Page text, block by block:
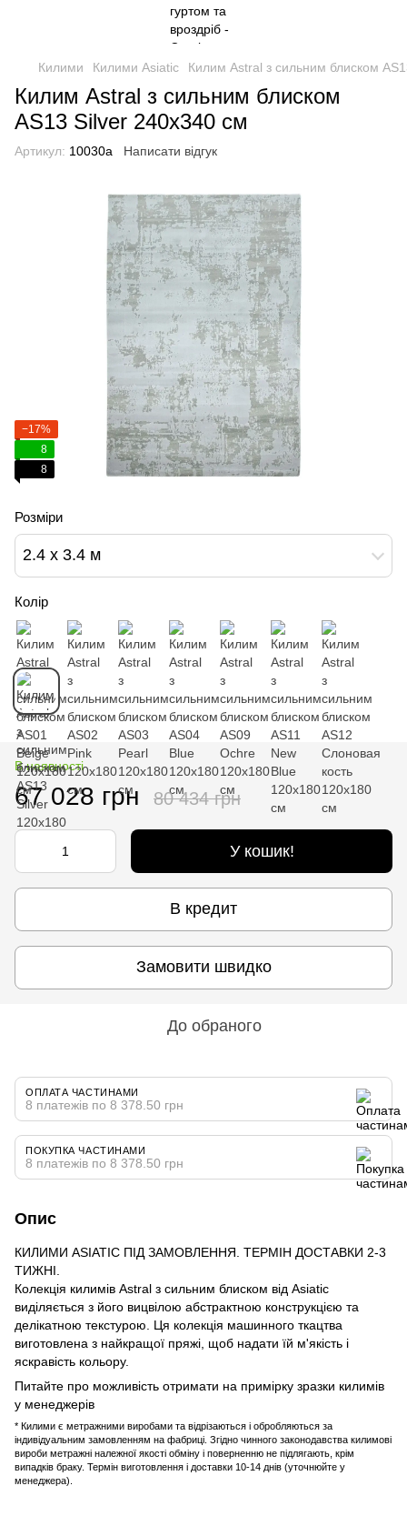
Килими Килими Asiatic Килим Astral з сильним блиском
Килим Astral з сильним блиском
AS13 Silver 240x340 см
Артикул: 10030a Написати відгук
−17%
8
8
Розміри
2.4 х 3.4 м
Колір
В наявності
67 028 грн 80 434 грн
У кошик!
В кредит
Замовити швидко
До обраного
ОПЛАТА ЧАСТИНАМИ
8 платежів по 8 378.50 грн
ПОКУПКА ЧАСТИНАМИ
8 платежів по 8 378.50 грн
Опис
КИЛИМИ ASIATIC ПІД ЗАМОВЛЕННЯ. ТЕРМІН ДОСТАВКИ 2-3
ТИЖНІ.
Колекція килимів Astral з сильним блиском від Asiatic
виділяється з його вицвілою абстрактною конструкцією та
делікатною текстурою. Ця колекція машинного ткацтва
виготовлена ​​з найкращої пряжі, щоб надати їй м'якість і
яскравість кольору.
Питайте про можливість отримати на примірку зразки килимів
у менеджерів
* Килими є метражними виробами та відрізаються і обробляються за
індивідуальним замовленням на фабриці. Згідно чинного законодавства килимові
вироби метражні належної якості обміну і поверненню не підлягають, крім
випадків браку. Термін виготовлення і доставки 10-14 днів (уточнюйте у
менеджера).